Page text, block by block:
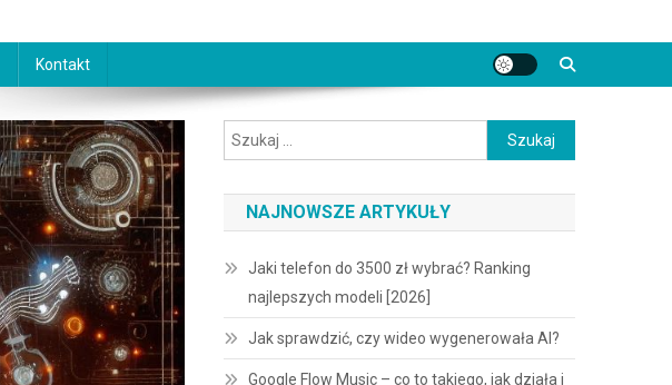
Kontakt
Szukaj:
NAJNOWSZE ARTYKUŁY
Jaki telefon do 3500 zł wybrać? Ranking
najlepszych modeli [2026]
Jak sprawdzić, czy wideo wygenerowała AI?
Google Flow Music – co to takiego, jak działa i